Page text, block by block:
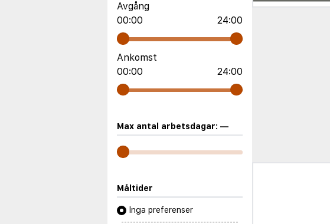
Avgång
00:00
24:00
Ankomst
00:00
24:00
Max antal arbetsdagar: —
Måltider
Inga preferenser